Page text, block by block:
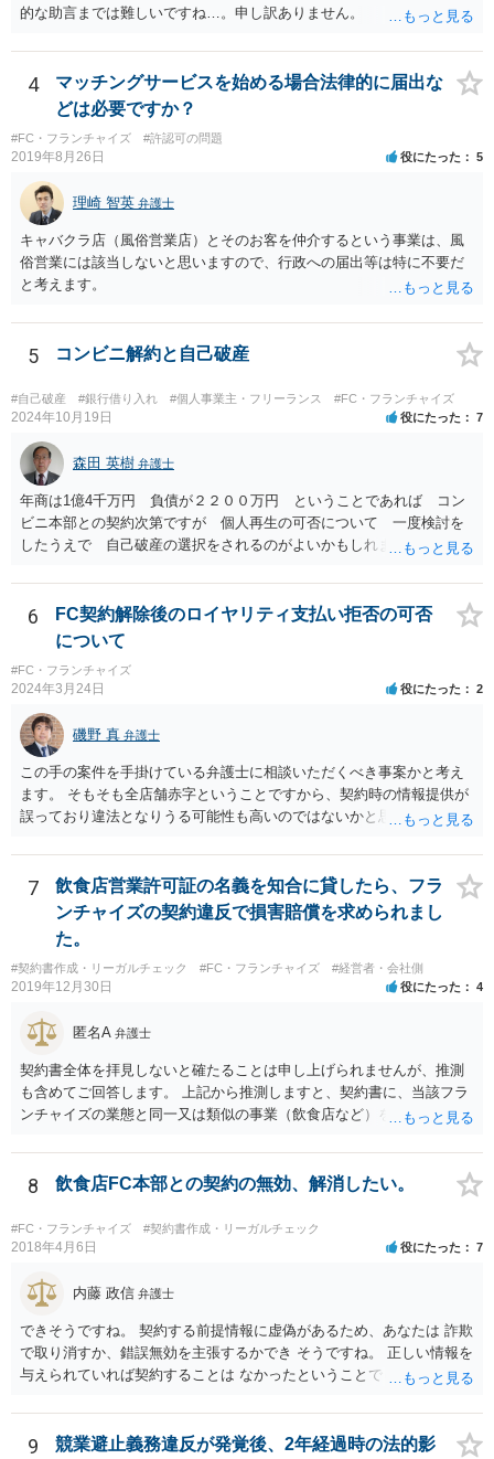
的な助言までは難しいですね…。申し訳ありません。
4
マッチングサービスを始める場合法律的に届出な
どは必要ですか？
#FC・フランチャイズ #許認可の問題
2019年8月26日 役にたった 5
理崎 智英 弁護士
キャバクラ店（風俗営業店）とそのお客を仲介するという事業は、風
俗営業には該当しないと思いますので、行政への届出等は特に不要だ
と考えます。
5 コンビニ解約と自己破産
#自己破産 #銀行借り入れ #個人事業主・フリーランス #FC・フランチャイズ
2024年10月19日 役にたった 7
森田 英樹 弁護士
年商は1億4千万円 負債が２２００万円 ということであれば コン
ビニ本部との契約次第ですが 個人再生の可否について 一度検討を
したうえで 自己破産の選択をされるのがよいかもしれません。 ネッ
ば 対応が可能な案件だと存じます。 早急に 弁護士に相談されるの
が良いケースです。
6
FC契約解除後のロイヤリティ支払い拒否の可否
について
#FC・フランチャイズ
2024年3月24日 役にたった 2
磯野 真 弁護士
この手の案件を手掛けている弁護士に相談いただくべき事案かと考え
ます。 そもそも全店舗赤字ということですから、契約時の情報提供が
誤っており違法となりうる可能性も高いのではないかと思われます。
らから本部に対して請求をしていくことも検討すべきかと考えます。
7
飲食店営業許可証の名義を知合に貸したら、フラ
ンチャイズの契約違反で損害賠償を求められまし
た。
#契約書作成・リーガルチェック #FC・フランチャイズ #経営者・会社側
2019年12月30日 役にたった 4
匿名A 弁護士
契約書全体を拝見しないと確たることは申し上げられませんが、推測
も含めてご回答します。 上記から推測しますと、契約書に、当該フラ
ンチャイズの業態と同一又は類似の事業（飲食店など）を行ってはな
その条項には、単に行ってはならない、とだけ書いてある場合もあれ
ば、「自ら又は他人と共同で」行ってはならない、「他人に行わせる
ことも同様」といった書き方がされている場合もあります。 上記のと
おり店の名義人になっているとすれば、知人と共同で、あるいは知人
に行わせて、同一・類似の事業を行っている場合として、契約上の義
合、運営方法や納税負担・収益分配などは、共同経営者内部の取り決
めに過ぎないという理解になります。）。 支払を求められている賠償
金額にもよりますが、支払を拒絶した場合、契約の解除に繋がる可能
性もありますので、支払や本部との交渉で話し合いがつかない場合
は、契約書持参で弁護士に相談・交渉等の依頼を検討されてもよいと
8 飲食店FC本部との契約の無効、解消したい。
#FC・フランチャイズ #契約書作成・リーガルチェック
2018年4月6日 役にたった 7
内藤 政信 弁護士
できそうですね。 契約する前提情報に虚偽があるため、あなたは 詐欺
で取り消すか、錯誤無効を主張するかでき そうですね。 正しい情報を
与えられていれば契約することは なかったということでしょう。 嘘を
ね。
9
競業避止義務違反が発覚後、2年経過時の法的影